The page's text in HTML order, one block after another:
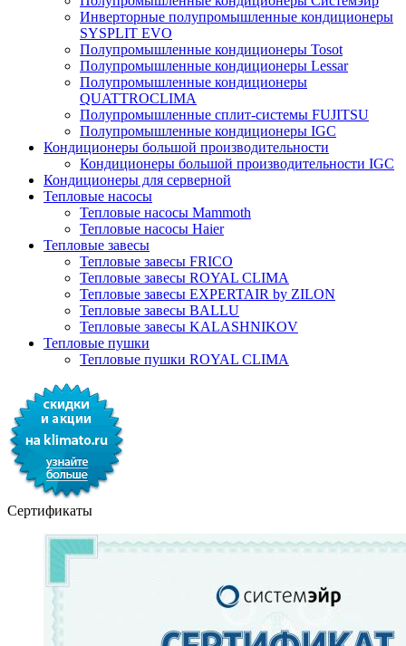
Инверторные полупромышленные кондиционеры
SYSPLIT EVO
Полупромышленные кондиционеры Tosot
Полупромышленные кондиционеры Lessar
Полупромышленные кондиционеры
QUATTROCLIMA
Полупромышленные сплит-системы FUJITSU
Полупромышленные кондиционеры IGC
Кондиционеры большой производительности
Кондиционеры большой производительности IGC
Кондиционеры для серверной
Тепловые насосы
Тепловые насосы Mammoth
Тепловые насосы Haier
Тепловые завесы
Тепловые завесы FRICO
Тепловые завесы ROYAL CLIMA
Тепловые завесы EXPERTAIR by ZILON
Тепловые завесы BALLU
Тепловые завесы KALASHNIKOV
Тепловые пушки
Тепловые пушки ROYAL CLIMA
Сертификаты